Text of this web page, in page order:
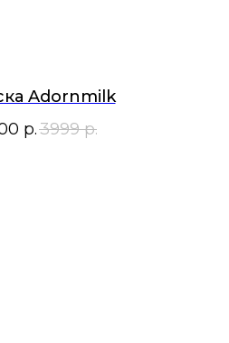
Adornmilk
р.3999 р.